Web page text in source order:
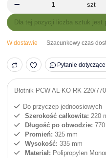
szt
xDla tej pozycji liczba sztuk jest
W dostawie Szacunkowy czas
Pytanie dotyczące
Błotnik PCW AL-KO RK 220/770
Do przyczep jednoosiowych
Szerokość całkowita: 220
Długość po obwodzie:
Promień: 325 mm
Wysokość: 335 mm
Materiał: Polipropylen